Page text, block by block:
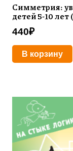
Симметрия:
детей 5-10 лет
440₽
В корзину